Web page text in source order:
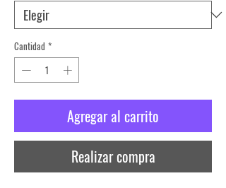
Cantidad *
Agregar al carrito
Realizar compra